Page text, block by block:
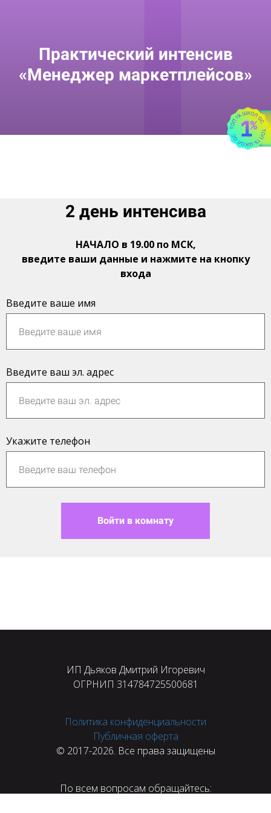
Практический интенсив
«Менеджер маркетплейсов»
2 день интенсива
НАЧАЛО в 19.00 по МСК,
введите ваши данные и нажмите на кнопку
входа
Введите ваше имя
Введите ваш эл. адрес
Укажите телефон
Войти в комнату
ИП Дьяков Дмитрий Игоревич
ОГРНИП 314784725500681
Политика конфиденциальности
Публичная оферта
© 2017-2026. Все права защищены
По всем вопросам обращайтесь: